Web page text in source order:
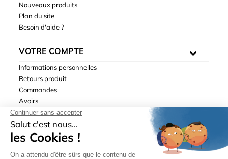
Nouveaux produits
Plan du site
Besoin d'aide ?
VOTRE COMPTE
Informations personnelles
Retours produit
Commandes
Avoirs
Adresses
Bons de réduction